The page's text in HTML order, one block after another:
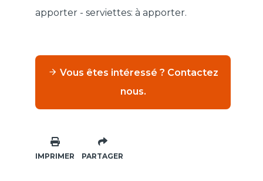
apporter - serviettes: à apporter.
nous.
IMPRIMER PARTAGER